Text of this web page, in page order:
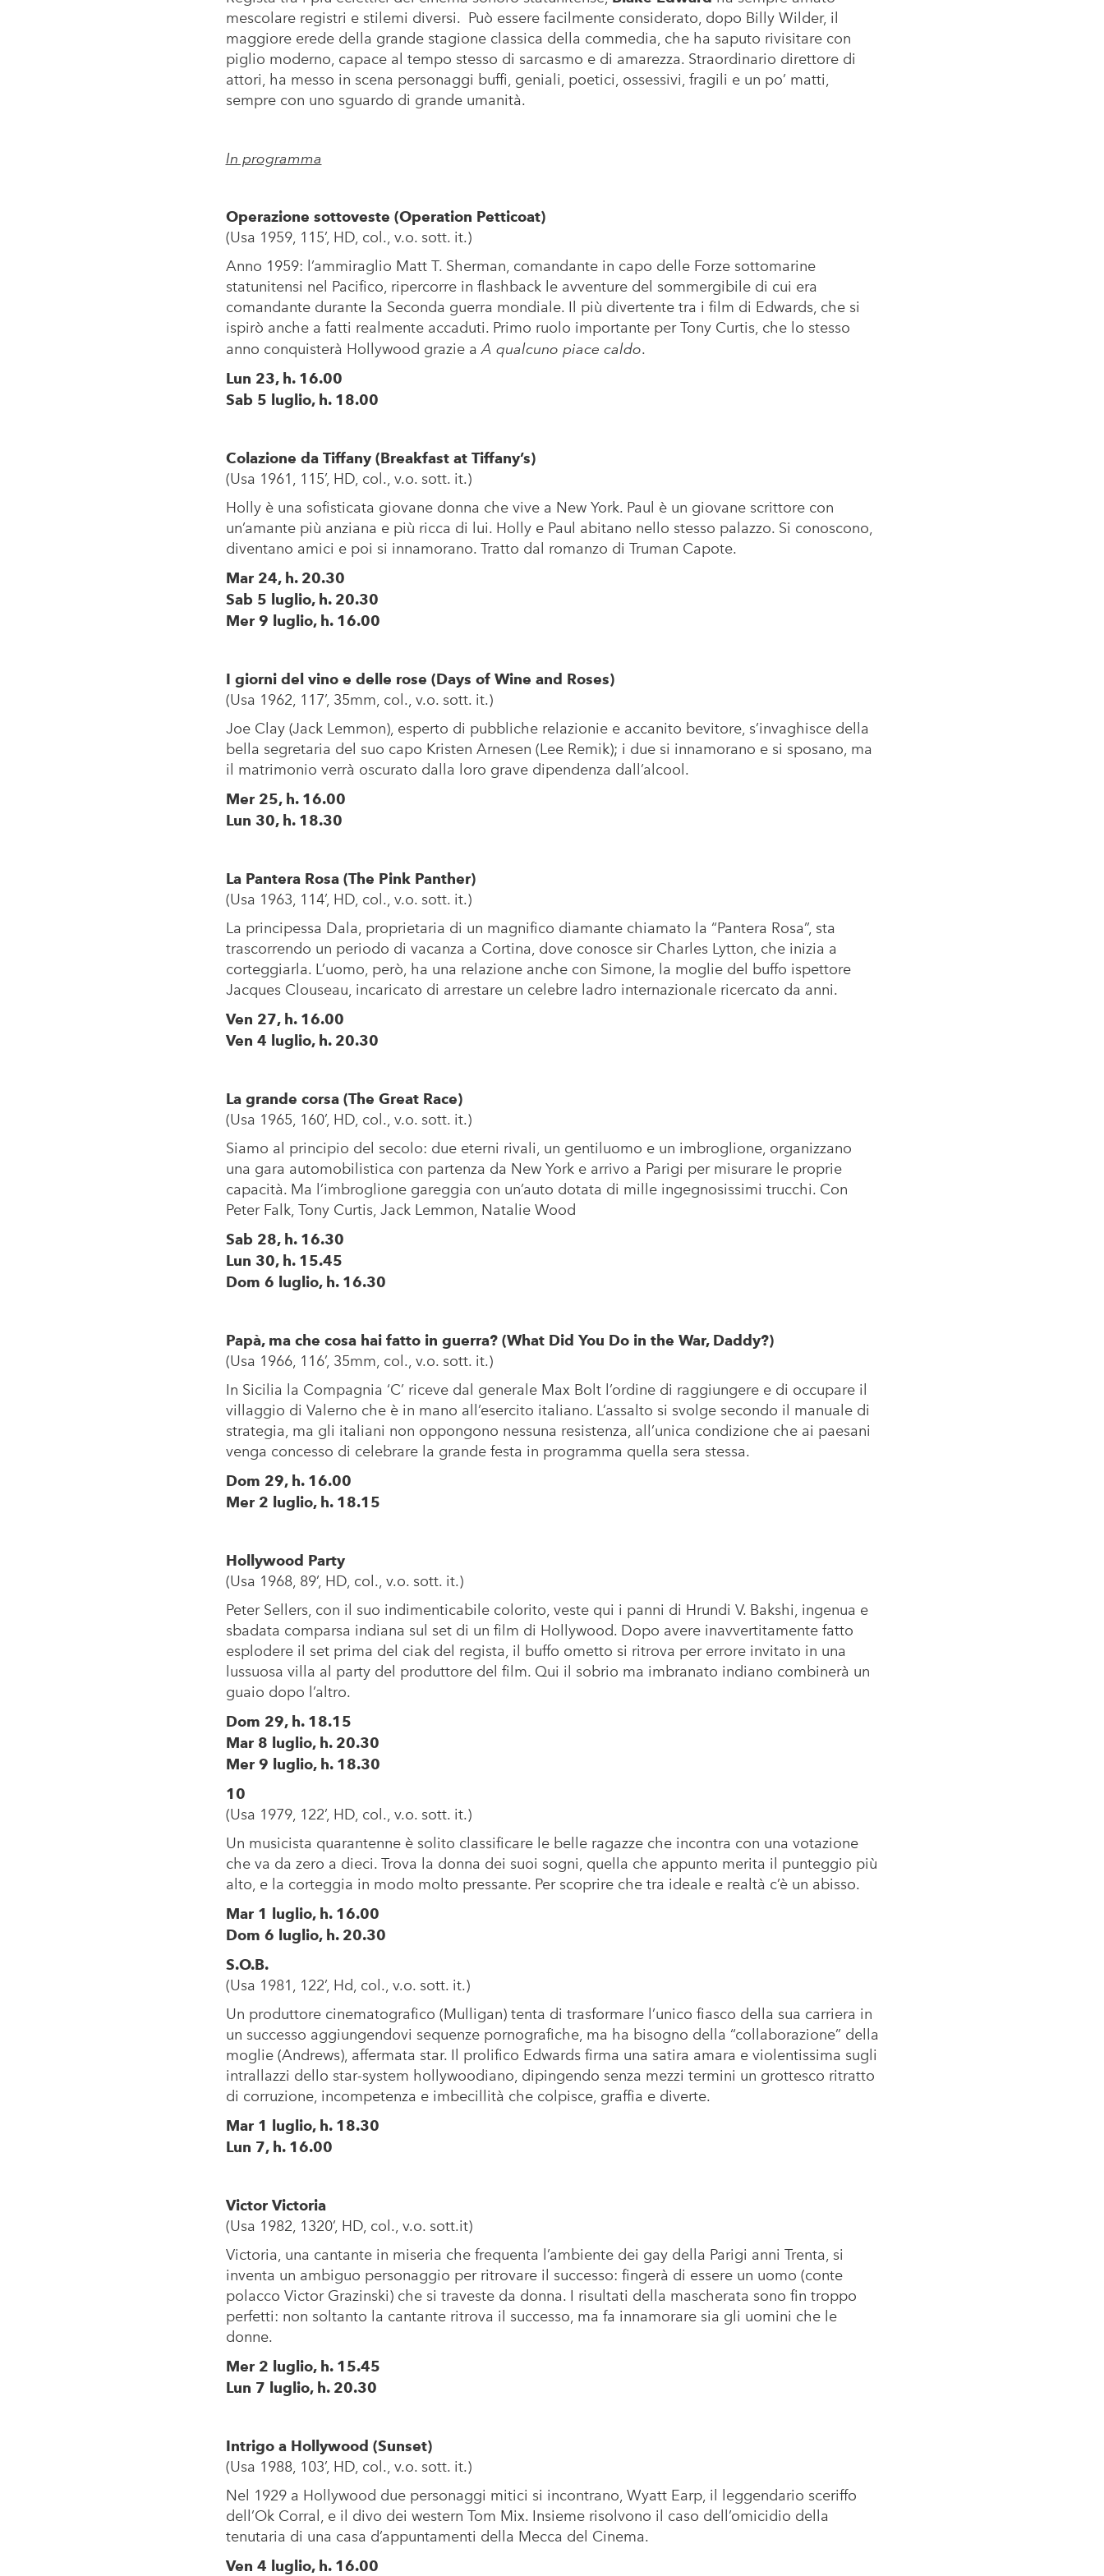
mescolare registri e stilemi diversi. Può essere facilmente considerato, dopo Billy Wilder, il
maggiore erede della grande stagione classica della commedia, che ha saputo rivisitare con
piglio moderno, capace al tempo stesso di sarcasmo e di amarezza. Straordinario direttore di
attori, ha messo in scena personaggi buffi, geniali, poetici, ossessivi, fragili e un po’ matti,
sempre con uno sguardo di grande umanità.
In programma
Operazione sottoveste (Operation Petticoat)
(Usa 1959, 115’, HD, col., v.o. sott. it.)
Anno 1959: l’ammiraglio Matt T. Sherman, comandante in capo delle Forze sottomarine
statunitensi nel Pacifico, ripercorre in flashback le avventure del sommergibile di cui era
comandante durante la Seconda guerra mondiale. Il più divertente tra i film di Edwards, che si
ispirò anche a fatti realmente accaduti. Primo ruolo importante per Tony Curtis, che lo stesso
anno conquisterà Hollywood grazie aA qualcuno piace caldo.
Lun 23, h. 16.00
Sab 5 luglio, h. 18.00
Colazione da Tiffany (Breakfast at Tiffany’s)
(Usa 1961, 115’, HD, col., v.o. sott. it.)
Holly è una sofisticata giovane donna che vive a New York. Paul è un giovane scrittore con
un’amante più anziana e più ricca di lui. Holly e Paul abitano nello stesso palazzo. Si conoscono,
diventano amici e poi si innamorano. Tratto dal romanzo di Truman Capote.
Mar 24, h. 20.30
Sab 5 luglio, h. 20.30
Mer 9 luglio, h. 16.00
I giorni del vino e delle rose (Days of Wine and Roses)
(Usa 1962, 117’, 35mm, col., v.o. sott. it.)
Joe Clay (Jack Lemmon), esperto di pubbliche relazionie e accanito bevitore, s’invaghisce della
bella segretaria del suo capo Kristen Arnesen (Lee Remik); i due si innamorano e si sposano, ma
il matrimonio verrà oscurato dalla loro grave dipendenza dall’alcool.
Mer 25, h. 16.00
Lun 30, h. 18.30
La Pantera Rosa (The Pink Panther)
(Usa 1963, 114’, HD, col., v.o. sott. it.)
La principessa Dala, proprietaria di un magnifico diamante chiamato la “Pantera Rosa”, sta
trascorrendo un periodo di vacanza a Cortina, dove conosce sir Charles Lytton, che inizia a
corteggiarla. L’uomo, però, ha una relazione anche con Simone, la moglie del buffo ispettore
Jacques Clouseau, incaricato di arrestare un celebre ladro internazionale ricercato da anni.
Ven 27, h. 16.00
Ven 4 luglio, h. 20.30
La grande corsa (The Great Race)
(Usa 1965, 160’, HD, col., v.o. sott. it.)
Siamo al principio del secolo: due eterni rivali, un gentiluomo e un imbroglione, organizzano
una gara automobilistica con partenza da New York e arrivo a Parigi per misurare le proprie
capacità. Ma l’imbroglione gareggia con un’auto dotata di mille ingegnosissimi trucchi. Con
Peter Falk, Tony Curtis, Jack Lemmon, Natalie Wood
Sab 28, h. 16.30
Lun 30, h. 15.45
Dom 6 luglio, h. 16.30
Papà, ma che cosa hai fatto in guerra? (What Did You Do in the War, Daddy?)
(Usa 1966, 116’, 35mm, col., v.o. sott. it.)
In Sicilia la Compagnia ‘C’ riceve dal generale Max Bolt l’ordine di raggiungere e di occupare il
villaggio di Valerno che è in mano all’esercito italiano. L’assalto si svolge secondo il manuale di
strategia, ma gli italiani non oppongono nessuna resistenza, all’unica condizione che ai paesani
venga concesso di celebrare la grande festa in programma quella sera stessa.
Dom 29, h. 16.00
Mer 2 luglio, h. 18.15
Hollywood Party
(Usa 1968, 89’, HD, col., v.o. sott. it.)
Peter Sellers, con il suo indimenticabile colorito, veste qui i panni di Hrundi V. Bakshi, ingenua e
sbadata comparsa indiana sul set di un film di Hollywood. Dopo avere inavvertitamente fatto
esplodere il set prima del ciak del regista, il buffo ometto si ritrova per errore invitato in una
lussuosa villa al party del produttore del film. Qui il sobrio ma imbranato indiano combinerà un
guaio dopo l’altro.
Dom 29, h. 18.15
Mar 8 luglio, h. 20.30
Mer 9 luglio, h. 18.30
10
(Usa 1979, 122’, HD, col., v.o. sott. it.)
Un musicista quarantenne è solito classificare le belle ragazze che incontra con una votazione
che va da zero a dieci. Trova la donna dei suoi sogni, quella che appunto merita il punteggio più
alto, e la corteggia in modo molto pressante. Per scoprire che tra ideale e realtà c’è un abisso.
Mar 1 luglio, h. 16.00
Dom 6 luglio, h. 20.30
S.O.B.
(Usa 1981, 122’, Hd, col., v.o. sott. it.)
Un produttore cinematografico (Mulligan) tenta di trasformare l’unico fiasco della sua carriera in
un successo aggiungendovi sequenze pornografiche, ma ha bisogno della “collaborazione” della
moglie (Andrews), affermata star. Il prolifico Edwards firma una satira amara e violentissima sugli
intrallazzi dello star-system hollywoodiano, dipingendo senza mezzi termini un grottesco ritratto
di corruzione, incompetenza e imbecillità che colpisce, graffia e diverte.
Mar 1 luglio, h. 18.30
Lun 7, h. 16.00
Victor Victoria
(Usa 1982, 1320’, HD, col., v.o. sott.it)
Victoria, una cantante in miseria che frequenta l’ambiente dei gay della Parigi anni Trenta, si
inventa un ambiguo personaggio per ritrovare il successo: fingerà di essere un uomo (conte
polacco Victor Grazinski) che si traveste da donna. I risultati della mascherata sono fin troppo
perfetti: non soltanto la cantante ritrova il successo, ma fa innamorare sia gli uomini che le
donne.
Mer 2 luglio, h. 15.45
Lun 7 luglio, h. 20.30
Intrigo a Hollywood (Sunset)
(Usa 1988, 103’, HD, col., v.o. sott. it.)
Nel 1929 a Hollywood due personaggi mitici si incontrano, Wyatt Earp, il leggendario sceriffo
dell’Ok Corral, e il divo dei western Tom Mix. Insieme risolvono il caso dell’omicidio della
tenutaria di una casa d’appuntamenti della Mecca del Cinema.
Ven 4 luglio, h. 16.00